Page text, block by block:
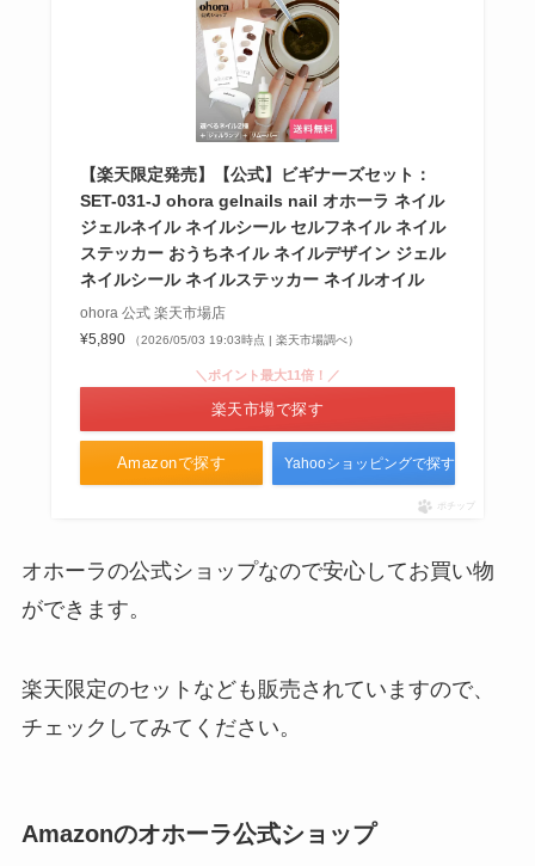
【楽天限定発売】【公式】ビギナーズセット：
SET-031-J ohora gelnails nail オホーラ ネイル
ジェルネイル ネイルシール セルフネイル ネイル
ステッカー おうちネイル ネイルデザイン ジェル
ネイルシール ネイルステッカー ネイルオイル
ohora 公式 楽天市場店
¥5,890
（2026/05/03 19:03時点 | 楽天市場調べ）
Amazonで探す
＼ポイント最大11倍！／
楽天市場で探す
Yahooショッピングで探す
ポチップ
オホーラの公式ショップなので安心してお買い物
ができます。
楽天限定のセットなども販売されていますので、
チェックしてみてください。
Amazonのオホーラ公式ショップ